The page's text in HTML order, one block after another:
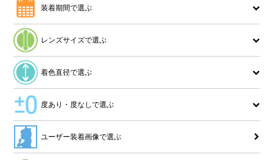
装着期間で選ぶ
レンズサイズで選ぶ
着色直径で選ぶ
度あり・度なしで選ぶ
ユーザー装着画像で選ぶ